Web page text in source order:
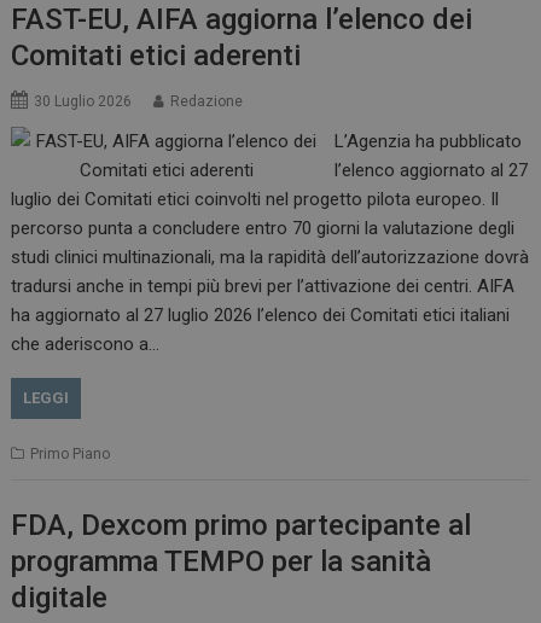
FAST-EU, AIFA aggiorna l’elenco dei
Comitati etici aderenti
30 Luglio 2026 Redazione
L’Agenzia ha pubblicato
l’elenco aggiornato al 27
luglio dei Comitati etici coinvolti nel progetto pilota europeo. Il
percorso punta a concludere entro 70 giorni la valutazione degli
studi clinici multinazionali, ma la rapidità dell’autorizzazione dovrà
tradursi anche in tempi più brevi per l’attivazione dei centri. AIFA
ha aggiornato al 27 luglio 2026 l’elenco dei Comitati etici italiani
che aderiscono a…
LEGGI
Primo Piano
FDA, Dexcom primo partecipante al
programma TEMPO per la sanità
digitale
NOME FORNITORE / DOMINIO
__Secure-ROLLOUT_TOKEN
.youtube.com